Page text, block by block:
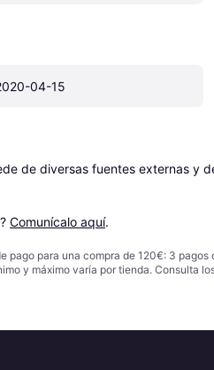
04-15
de diversas fuentes externas y
Comunícalo aquí.
pago para una compra de 120€: 3
y máximo varía por tienda. Consulta